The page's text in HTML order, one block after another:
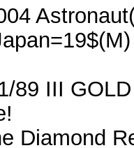
89 III
Diamond